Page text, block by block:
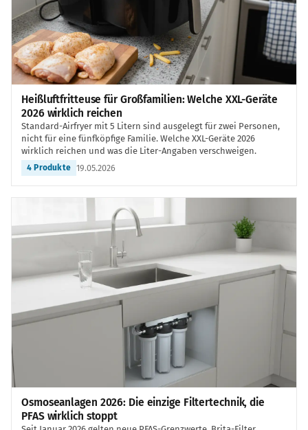
Heißluftfritteuse für Großfamilien: Welche XXL-Geräte
2026 wirklich reichen
Standard-Airfryer mit 5 Litern sind ausgelegt für zwei Personen,
nicht für eine fünfköpfige Familie. Welche XXL-Geräte 2026
wirklich reichen und was die Liter-Angaben verschweigen.
4 Produkte 19.05.2026
Osmoseanlagen 2026: Die einzige Filtertechnik, die
PFAS wirklich stoppt